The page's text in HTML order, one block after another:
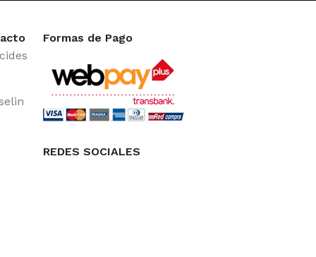
Formas de Pago
REDES SOCIALES